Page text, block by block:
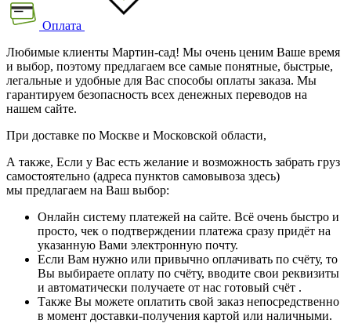
Оплата
Любимые клиенты Мартин-сад! Мы очень ценим Ваше время
и выбор, поэтому предлагаем все самые понятные, быстрые,
легальные и удобные для Вас способы оплаты заказа. Мы
гарантируем безопасность всех денежных переводов на
нашем сайте.
При доставке по Москве и Московской области,
А также, Если у Вас есть желание и возможность забрать груз
самостоятельно (адреса пунктов самовывоза здесь)
мы предлагаем на Ваш выбор:
Онлайн систему платежей на сайте. Всё очень быстро и
просто, чек о подтверждении платежа сразу придёт на
указанную Вами электронную почту.
Если Вам нужно или привычно оплачивать по счёту, то
Вы выбираете оплату по счёту, вводите свои реквизиты
и автоматически получаете от нас готовый счёт .
Также Вы можете оплатить свой заказ непосредственно
в момент доставки-получения картой или наличными.